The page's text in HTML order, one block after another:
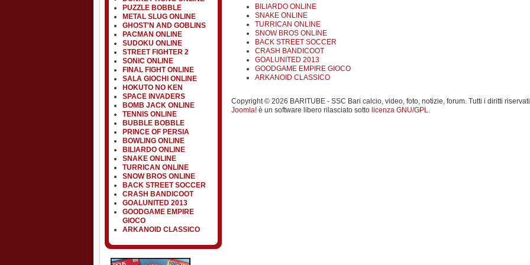
PUZZLE BOBBLE
METAL SLUG ONLINE
GHOST'N AND GOBLINS
PACMAN ONLINE
SUDOKU ONLINE
STREET FIGHTER 2
SONIC ONLINE
FINAL FIGHT ONLINE
SALA GIOCHI ONLINE
HOKUTO NO KEN
SPACE INVADERS
BOMB JACK ONLINE
TENNIS ONLINE
BUBBLE BOBBLE
PRINCE OF PERSIA
BOWLING ONLINE
BILIARDO ONLINE
SNAKE ONLINE
TURRICAN ONLINE
SNOW BROS ONLINE
BACK STREET SOCCER
CRASH BANDICOOT
GOALUNITED 2013
GOODGAME EMPIRE
GIOCO
ARKANOID CLASSICO
BILIARDO ONLINE
SNAKE ONLINE
TURRICAN ONLINE
SNOW BROS ONLINE
BACK STREET SOCCER
CRASH BANDICOOT
GOALUNITED 2013
GOODGAME EMPIRE GIOCO
ARKANOID CLASSICO
Copyright © 2026 BARITUBE - SSC Bari calcio, video, foto, notizie, forum. Tutti i diritti
Joomla! è un software libero rilasciato sotto licenza GNU/GPL.